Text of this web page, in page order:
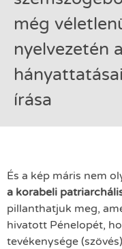
még
nyelvezetén
írása
És a kép máris nem
a korabeli
pillanthatjuk meg,
hivatott Pénelopét,
tevékenysége